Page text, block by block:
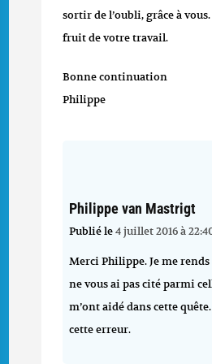
sortir de l’oubli, grâce à
fruit de votre travail.
Bonne continuation
Philippe
Philippe van Mastrigt
Publié le4 juillet 2016 à
Merci Philippe. Je me
ne vous ai pas cité parmi
m’ont aidé dans cette
cette erreur.